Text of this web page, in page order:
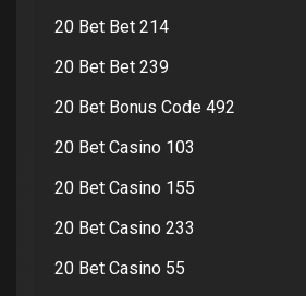
20 Bet Bet 214
20 Bet Bet 239
20 Bet Bonus Code 492
20 Bet Casino 103
20 Bet Casino 155
20 Bet Casino 233
20 Bet Casino 55